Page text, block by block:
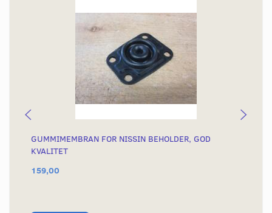
GUMMIMEMBRAN FOR NISSIN BEHOLDER, GOD
KVALITET
159,00